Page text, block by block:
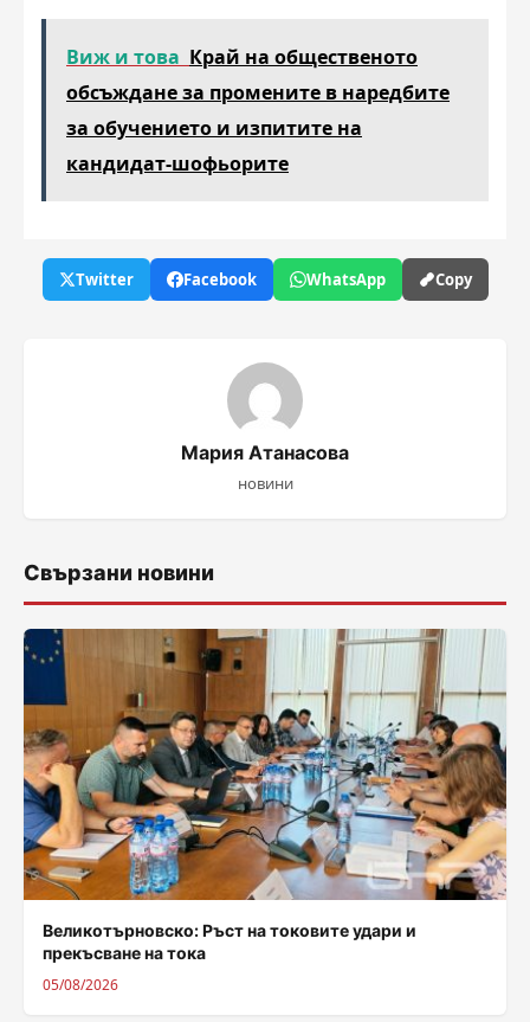
Виж и това Край на общественото
обсъждане за промените в наредбите
за обучението и изпитите на
кандидат-шофьорите
Twitter Facebook WhatsApp Copy
Мария Атанасова
новини
Свързани новини
Великотърновско: Ръст на токовите удари и
прекъсване на тока
05/08/2026